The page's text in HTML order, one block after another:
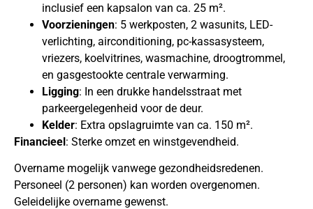
inclusief een kapsalon van ca. 25 m².
Voorzieningen: 5 werkposten, 2 wasunits, LED-
verlichting, airconditioning, pc-kassasysteem,
vriezers, koelvitrines, wasmachine, droogtrommel,
en gasgestookte centrale verwarming.
Ligging: In een drukke handelsstraat met
parkeergelegenheid voor de deur.
Kelder: Extra opslagruimte van ca. 150 m².
Financieel: Sterke omzet en winstgevendheid.
Overname mogelijk vanwege gezondheidsredenen.
Personeel (2 personen) kan worden overgenomen.
Geleidelijke overname gewenst.